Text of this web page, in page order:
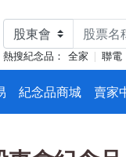
熱搜紀念品： 全家 聯電
紀念品商城 賣家